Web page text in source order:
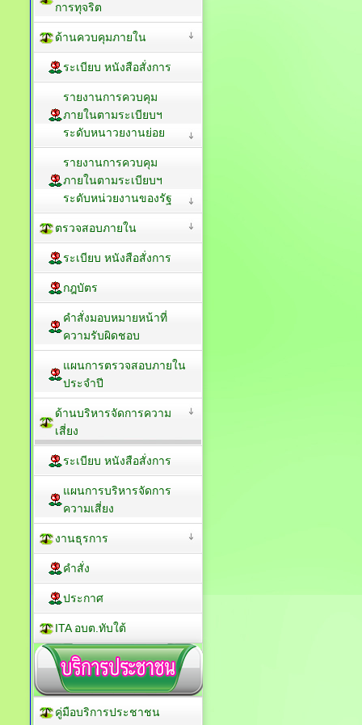
การทุจริต
ด้านควบคุมภายใน
ระเบียบ หนังสือสั่งการ
รายงานการควบคุม
ภายในตามระเบียบฯ
ระดับหนาวยงานย่อย
รายงานการควบคุม
ภายในตามระเบียบฯ
ระดับหน่วยงานของรัฐ
ตรวจสอบภายใน
ระเบียบ หนังสือสั่งการ
กฎบัตร
คำสั่งมอบหมายหน้าที่
ความรับผิดชอบ
แผนการตรวจสอบภายใน
ประจำปี
ด้านบริหารจัดการความ
เสี่ยง
ระเบียบ หนังสือสั่งการ
แผนการบริหารจัดการ
ความเสี่ยง
งานธุรการ
คำสั่ง
ประกาศ
ITA อบต.ทับใต้
คู่มือบริการประชาชน